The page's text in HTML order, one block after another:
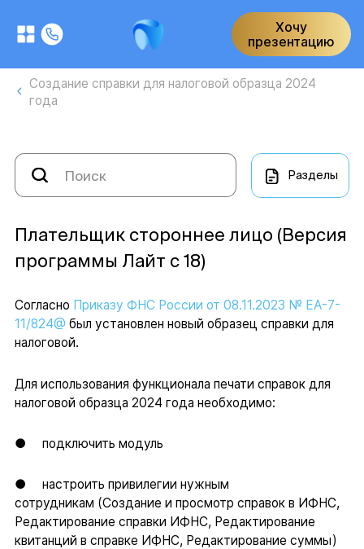
Хочу
презентацию
Создание справки для налоговой образца 2024
года
Разделы
Плательщик стороннее лицо (Версия
программы Лайт с 18)
Согласно Приказу ФНС России от 08.11.2023 № ЕА-7-
11/824@ был установлен новый образец справки для
налоговой.
Для использования функционала печати справок для
налоговой образца 2024 года необходимо:
● подключить модуль
● настроить привилегии нужным
сотрудникам (Создание и просмотр справок в ИФНС,
Редактирование справки ИФНС, Редактирование
квитанций в справке ИФНС, Редактирование суммы)